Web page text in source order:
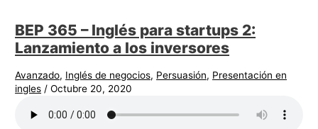
BEP 365 – Inglés para startups 2:
Lanzamiento a los inversores
Avanzado, Inglés de negocios, Persuasión, Presentación en
ingles /Octubre 20, 2020